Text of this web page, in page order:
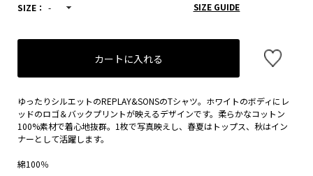
SIZE： - SIZE GUIDE
カートに入れる
ゆったりシルエットのREPLAY&SONSのTシャツ。ホワイトのボディにレ
ッドのロゴ＆バックプリントが映えるデザインです。柔らかなコットン
100%素材で着心地抜群。1枚で写真映えし、春夏はトップス、秋はイン
ナーとして活躍します。
綿100％